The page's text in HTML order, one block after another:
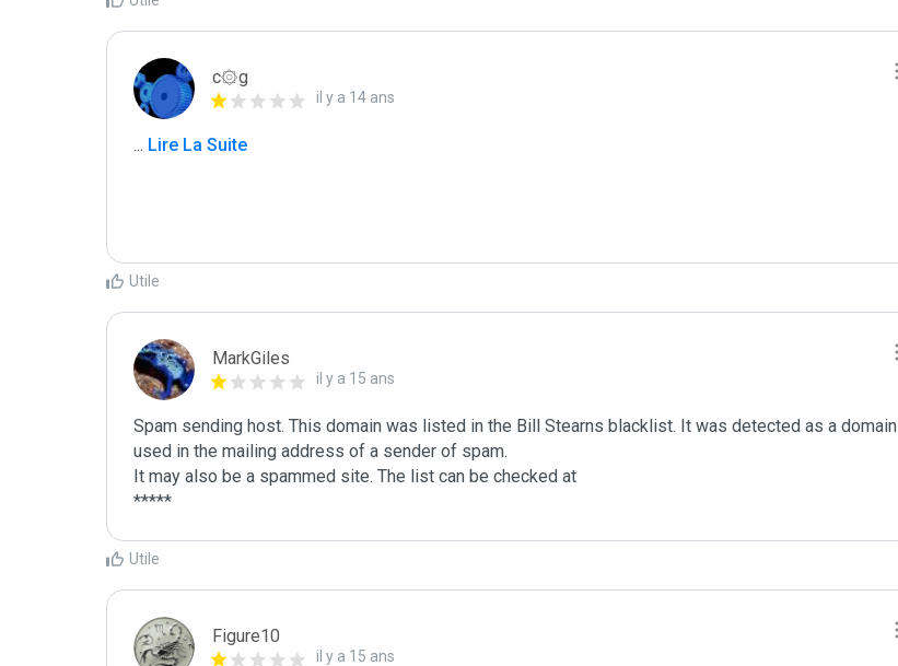
c۞g
il y a 14 ans
... Lire La Suite
Utile
MarkGiles
il y a 15 ans
Spam sending host. This domain was listed in the Bill Stearns blacklist. It was detected as a domain
used in the mailing address of a sender of spam.
It may also be a spammed site. The list can be checked at
Utile
Figure10
il y a 15 ans